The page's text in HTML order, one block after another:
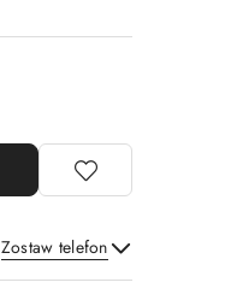
Zostaw telefon
Wyślij